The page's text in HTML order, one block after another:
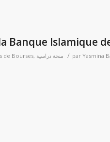
Banque Islamique
de Bourses, منحة دراسية / par Yasmina